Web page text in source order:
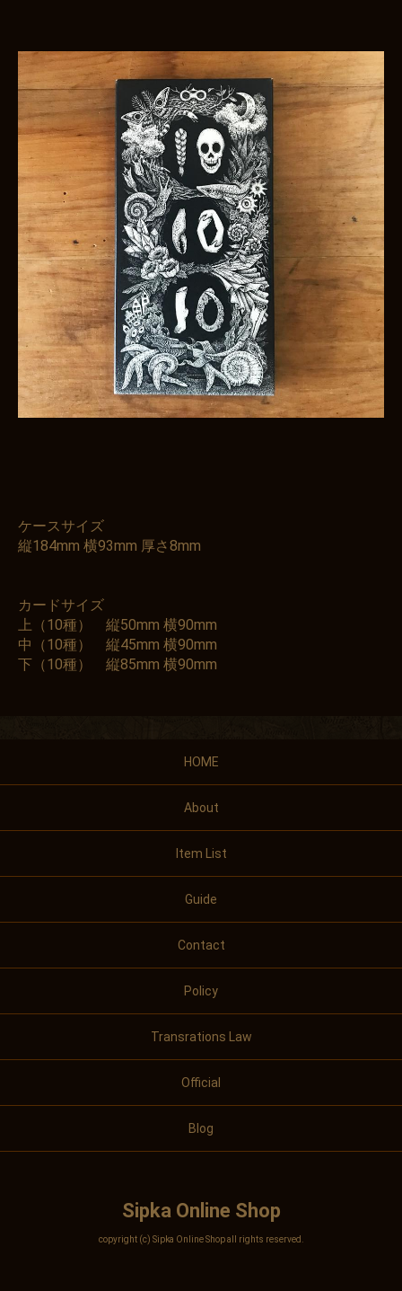
ケースサイズ
縦184mm 横93mm 厚さ8mm
カードサイズ
上（10種） 縦50mm 横90mm
中（10種） 縦45mm 横90mm
下（10種） 縦85mm 横90mm
HOME
About
Item List
Guide
Contact
Policy
Transrations Law
Official
Blog
Sipka Online Shop
copyright (c) Sipka Online Shop all rights reserved.